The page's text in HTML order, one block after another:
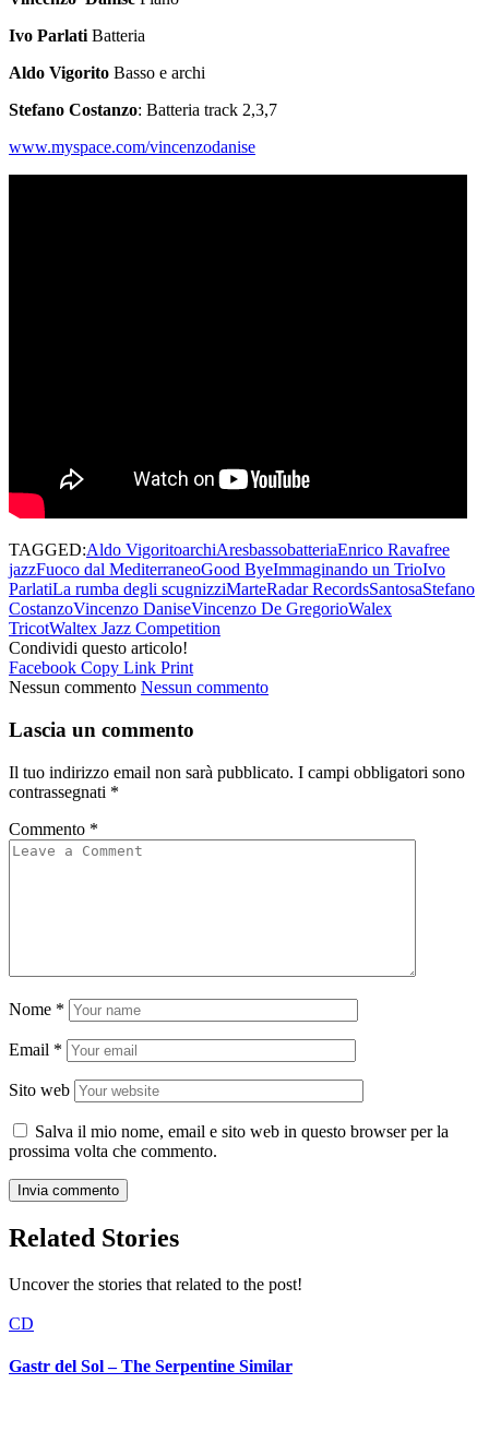
Ivo Parlati Batteria
Aldo Vigorito Basso e archi
Stefano Costanzo: Batteria track 2,3,7
www.myspace.com/vincenzodanise
TAGGED:Aldo VigoritoarchiAresbassobatteriaEnrico Ravafree
jazzFuoco dal MediterraneoGood ByeImmaginando un TrioIvo
ParlatiLa rumba degli scugnizziMarteRadar RecordsSantosaStefano
CostanzoVincenzo DaniseVincenzo De GregorioWalex
TricotWaltex Jazz Competition
Condividi questo articolo!
Facebook Copy Link Print
Nessun commento Nessun commento
Lascia un commento
Il tuo indirizzo email non sarà pubblicato. I campi obbligatori sono
contrassegnati *
Commento *
Nome *
Email *
Sito web
Salva il mio nome, email e sito web in questo browser per la
prossima volta che commento.
Related Stories
Uncover the stories that related to the post!
CD
Gastr del Sol – The Serpentine Similar